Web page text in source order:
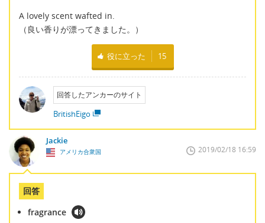
A lovely scent wafted in.
（良い香りが漂ってきました。）
役に立った 15
回答したアンカーのサイト
BritishEigo
Jackie
アメリカ合衆国 2019/02/18 16:59
回答
fragrance